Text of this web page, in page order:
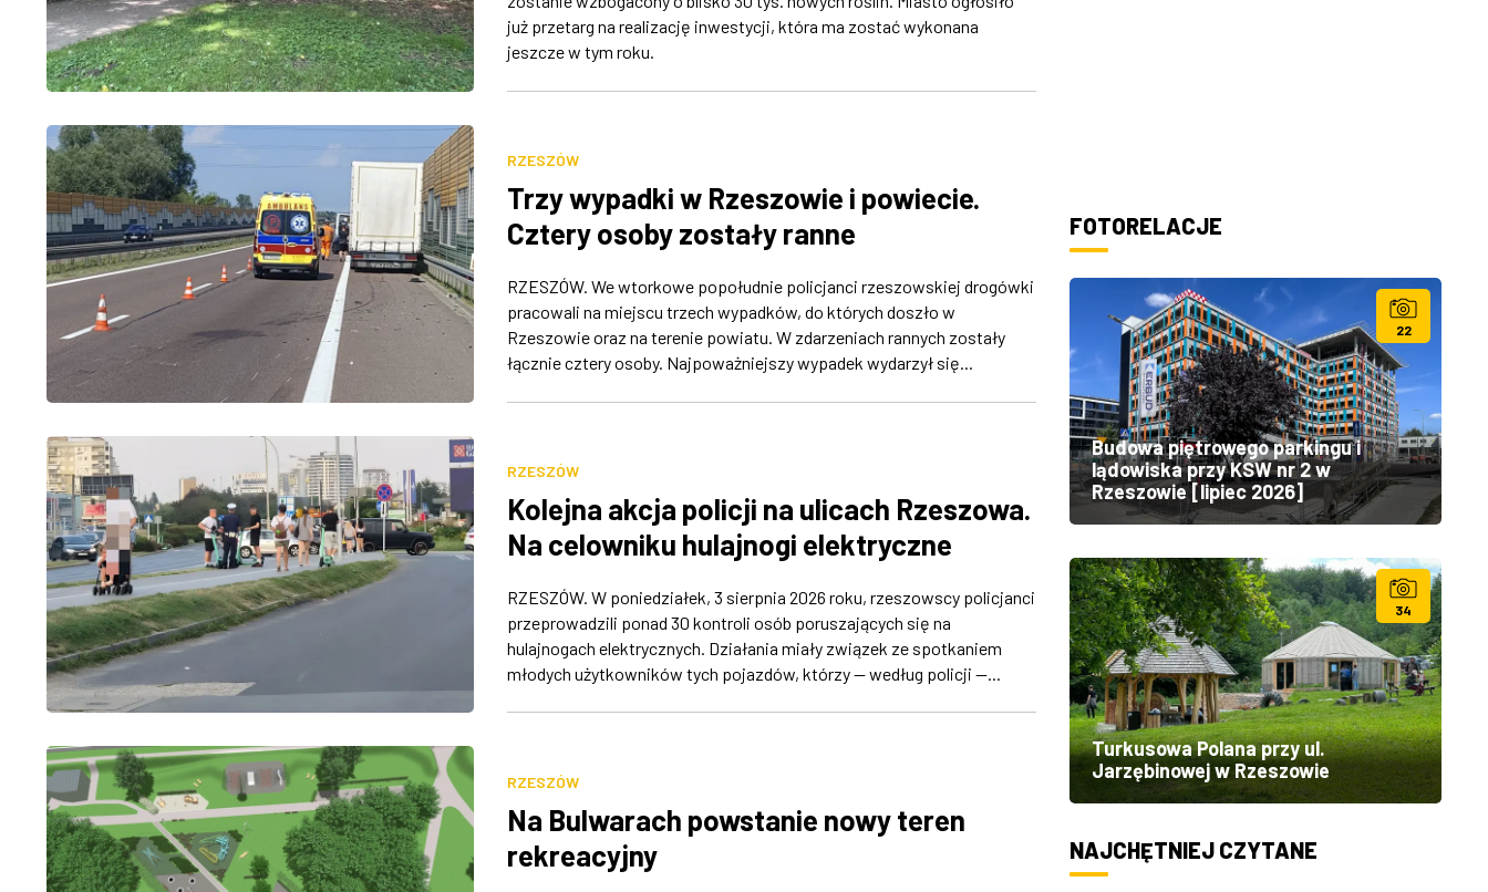
już przetarg na realizację inwestycji, która ma zostać wykonana
jeszcze w tym roku.
RZESZÓW
Trzy wypadki w Rzeszowie i powiecie.
Cztery osoby zostały ranne
RZESZÓW. We wtorkowe popołudnie policjanci rzeszowskiej drogówki
pracowali na miejscu trzech wypadków, do których doszło w
Rzeszowie oraz na terenie powiatu. W zdarzeniach rannych zostały
łącznie cztery osoby. Najpoważniejszy wypadek wydarzył się...
RZESZÓW
Kolejna akcja policji na ulicach Rzeszowa.
Na celowniku hulajnogi elektryczne
RZESZÓW. W poniedziałek, 3 sierpnia 2026 roku, rzeszowscy policjanci
przeprowadzili ponad 30 kontroli osób poruszających się na
hulajnogach elektrycznych. Działania miały związek ze spotkaniem
młodych użytkowników tych pojazdów, którzy — według policji —...
RZESZÓW
Na Bulwarach powstanie nowy teren
rekreacyjny
FOTORELACJE
22
Budowa piętrowego parkingu i
lądowiska przy KSW nr 2 w
Rzeszowie [lipiec 2026]
34
Turkusowa Polana przy ul.
Jarzębinowej w Rzeszowie
NAJCHĘTNIEJ CZYTANE